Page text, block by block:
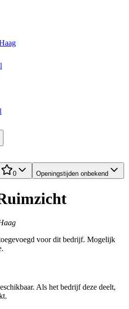
0 Openingstijden onbekend
voor dit bedrijf. Mogelijk
Als het bedrijf deze deelt,